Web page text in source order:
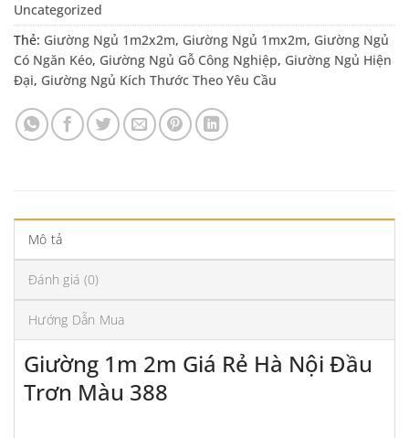
Uncategorized
Thẻ: Giường Ngủ 1m2x2m, Giường Ngủ 1mx2m, Giường Ngủ
Có Ngăn Kéo, Giường Ngủ Gỗ Công Nghiệp, Giường Ngủ Hiện
Đại, Giường Ngủ Kích Thước Theo Yêu Cầu
Mô tả
Đánh giá (0)
Hướng Dẫn Mua
Giường 1m 2m Giá Rẻ Hà Nội Đầu
Trơn Màu 388